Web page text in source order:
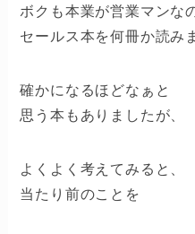
ボクも本業が営業マンな
セールス本を何冊か読み
確かになるほどなぁと
思う本もありましたが、
よくよく考えてみると、
当たり前のことを